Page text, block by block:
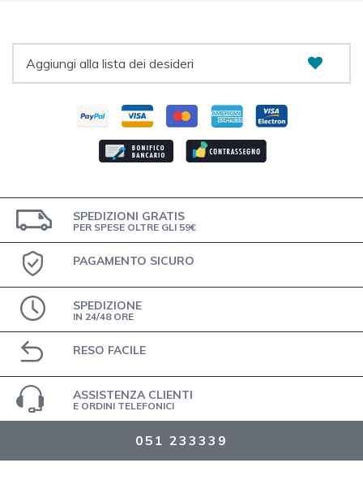
Aggiungi alla lista dei desideri
SPEDIZIONI GRATIS
PER SPESE OLTRE GLI 59€
PAGAMENTO SICURO
SPEDIZIONE
IN 24/48 ORE
RESO FACILE
ASSISTENZA CLIENTI
E ORDINI TELEFONICI
051 233339